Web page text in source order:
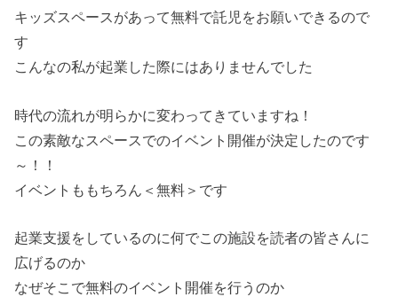
キッズスペースがあって無料で託児をお願いできるので
す
こんなの私が起業した際にはありませんでした
時代の流れが明らかに変わってきていますね！
この素敵なスペースでのイベント開催が決定したのです
～！！
イベントももちろん＜無料＞です
起業支援をしているのに何でこの施設を読者の皆さんに
広げるのか
なぜそこで無料のイベント開催を行うのか